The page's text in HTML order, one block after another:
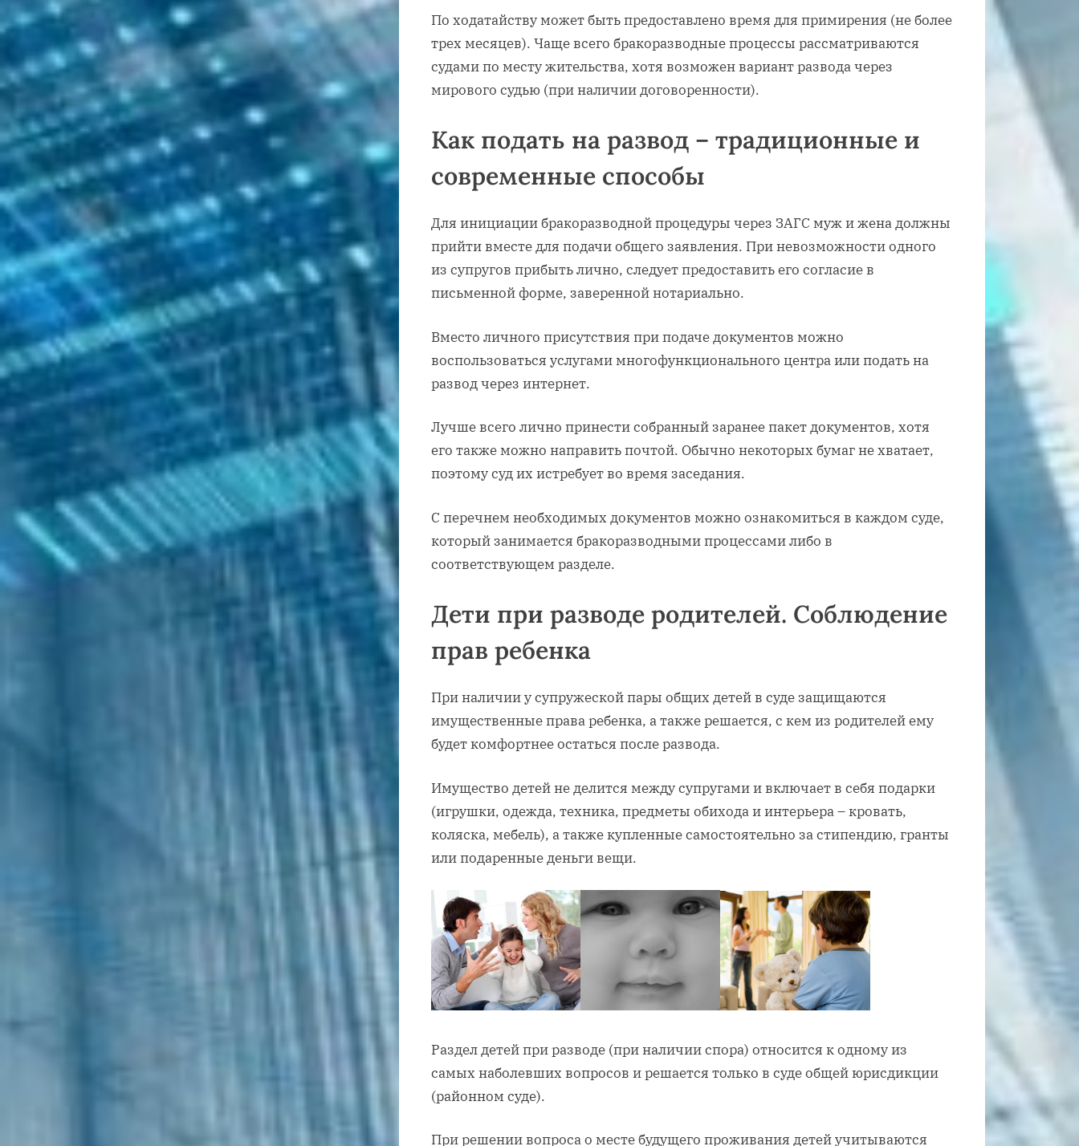
По ходатайству может быть предоставлено время для примирения (не более
трех месяцев). Чаще всего бракоразводные процессы рассматриваются
судами по месту жительства, хотя возможен вариант развода через
мирового судью (при наличии договоренности).
Как подать на развод – традиционные и
современные способы
Для инициации бракоразводной процедуры через ЗАГС муж и жена должны
прийти вместе для подачи общего заявления. При невозможности одного
из супругов прибыть лично, следует предоставить его согласие в
письменной форме, заверенной нотариально.
Вместо личного присутствия при подаче документов можно
воспользоваться услугами многофункционального центра или подать на
развод через интернет.
Лучше всего лично принести собранный заранее пакет документов, хотя
его также можно направить почтой. Обычно некоторых бумаг не хватает,
поэтому суд их истребует во время заседания.
С перечнем необходимых документов можно ознакомиться в каждом суде,
который занимается бракоразводными процессами либо в
соответствующем разделе.
Дети при разводе родителей. Соблюдение
прав ребенка
При наличии у супружеской пары общих детей в суде защищаются
имущественные права ребенка, а также решается, с кем из родителей ему
будет комфортнее остаться после развода.
Имущество детей не делится между супругами и включает в себя подарки
(игрушки, одежда, техника, предметы обихода и интерьера – кровать,
коляска, мебель), а также купленные самостоятельно за стипендию, гранты
или подаренные деньги вещи.
Раздел детей при разводе (при наличии спора) относится к одному из
самых наболевших вопросов и решается только в суде общей юрисдикции
(районном суде).
При решении вопроса о месте будущего проживания детей учитываются